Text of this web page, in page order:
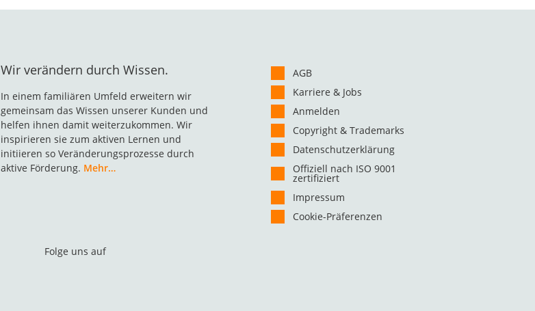
Wir verändern durch Wissen.
In einem familiären Umfeld erweitern wir
gemeinsam das Wissen unserer Kunden und
helfen ihnen damit weiterzukommen. Wir
inspirieren sie zum aktiven Lernen und
initiieren so Veränderungsprozesse durch
aktive Förderung. Mehr…
AGB
Karriere & Jobs
Anmelden
Copyright & Trademarks
Datenschutzerklärung
Offiziell nach ISO 9001
zertifiziert
Impressum
Cookie-Präferenzen
Folge uns auf